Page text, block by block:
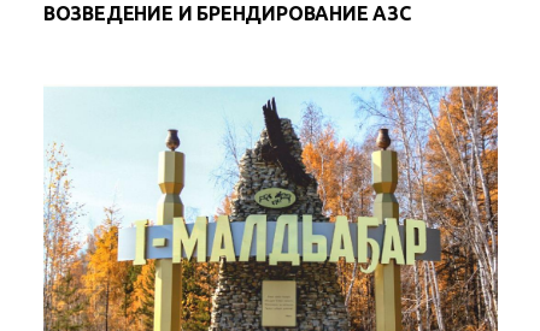
ВОЗВЕДЕНИЕ И БРЕНДИРОВАНИЕ АЗС